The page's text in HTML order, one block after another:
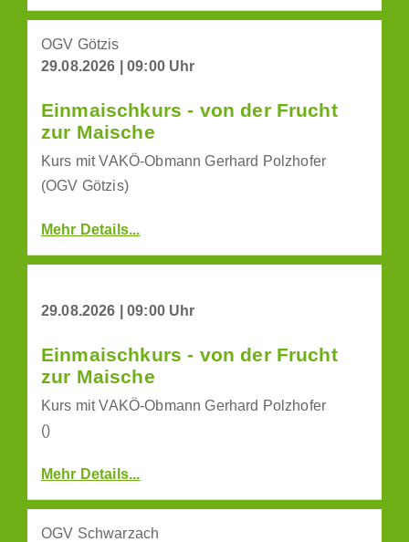
OGV Götzis
29.08.2026 | 09:00 Uhr
Einmaischkurs - von der Frucht
zur Maische
Kurs mit VAKÖ-Obmann Gerhard Polzhofer
(OGV Götzis)
Mehr Details...
29.08.2026 | 09:00 Uhr
Einmaischkurs - von der Frucht
zur Maische
Kurs mit VAKÖ-Obmann Gerhard Polzhofer
()
Mehr Details...
OGV Schwarzach